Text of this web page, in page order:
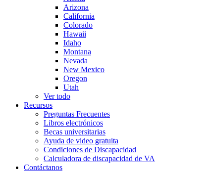
Arizona
California
Colorado
Hawaii
Idaho
Montana
Nevada
New Mexico
Oregon
Utah
Ver todo
Recursos
Preguntas Frecuentes
Libros electrónicos
Becas universitarias
Ayuda de video gratuita
Condiciones de Discapacidad
Calculadora de discapacidad de VA
Contáctanos